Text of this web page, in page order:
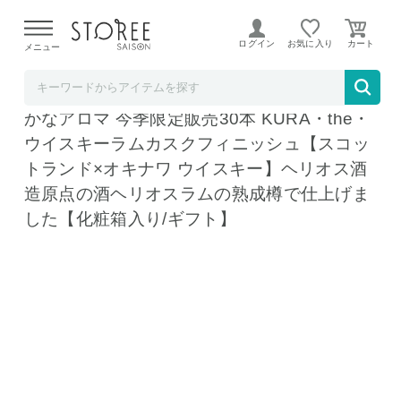
よる配送遅延が発生しております。
メニュー ログイン お気に入り
※再入荷しました※自社製造ラム由来の甘や
かなアロマ 今季限定販売30本 KURA・the・
ウイスキーラムカスクフィニッシュ【スコッ
トランド×オキナワ ウイスキー】ヘリオス酒
造原点の酒ヘリオスラムの熟成樽で仕上げま
した【化粧箱入り/ギフト】